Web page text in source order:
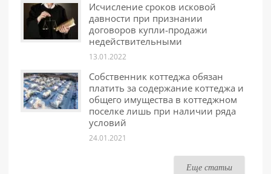
Исчисление сроков исковой
давности при признании
договоров купли-продажи
недействительными
13.01.2022
Собственник коттеджа обязан
платить за содержание коттеджа и
общего имущества в коттеджном
поселке лишь при наличии ряда
условий
24.01.2021
Еще статьи